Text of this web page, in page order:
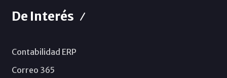
De Interés
Contabilidad ERP
Correo 365